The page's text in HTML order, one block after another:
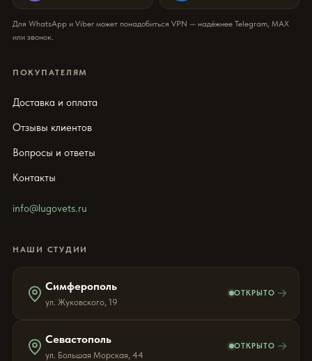
Для WhatsApp и Viber может понадобиться VPN — надёжнее Telegram, MAX
или звонок.
ПОКУПАТЕЛЯМ
Доставка и оплата
Отзывы клиентов
Вопросы и ответы
Контакты
info@lugovets.ru
НАШИ СТУДИИ
Симферополь
ул. Жуковского, 19
ОТКРЫТО →
Севастополь
ул. Большая Морская, 44
ОТКРЫТО →